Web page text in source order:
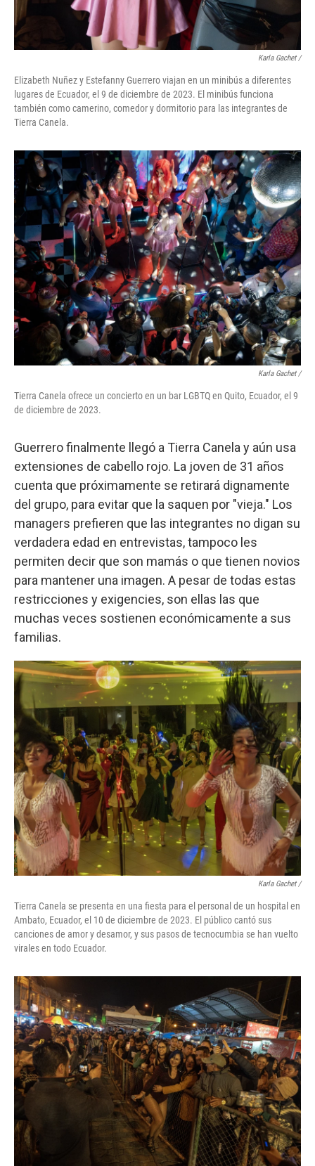
Karla Gachet/
Elizabeth Nuñez y Estefanny Guerrero viajan en un minibús a diferentes
lugares de Ecuador, el 9 de diciembre de 2023. El minibús funciona
también como camerino, comedor y dormitorio para las integrantes de
Tierra Canela.
Karla Gachet/
Tierra Canela ofrece un concierto en un bar LGBTQ en Quito, Ecuador, el 9
de diciembre de 2023.
Guerrero finalmente llegó a Tierra Canela y aún usa
extensiones de cabello rojo. La joven de 31 años
cuenta que próximamente se retirará dignamente
del grupo, para evitar que la saquen por "vieja." Los
managers prefieren que las integrantes no digan su
verdadera edad en entrevistas, tampoco les
permiten decir que son mamás o que tienen novios
para mantener una imagen. A pesar de todas estas
restricciones y exigencies, son ellas las que
muchas veces sostienen económicamente a sus
familias.
Karla Gachet/
Tierra Canela se presenta en una fiesta para el personal de un hospital en
Ambato, Ecuador, el 10 de diciembre de 2023. El público cantó sus
canciones de amor y desamor, y sus pasos de tecnocumbia se han vuelto
virales en todo Ecuador.